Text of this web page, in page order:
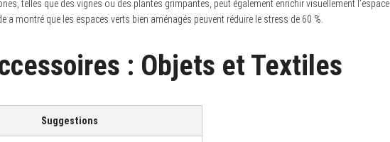
telles que des vignes ou des plantes grimpantes, peut également enrichir visuellement l’espace
a montré que les espaces verts bien aménagés peuvent réduire le stress de 60 %.
: Objets et Textiles
Suggestions